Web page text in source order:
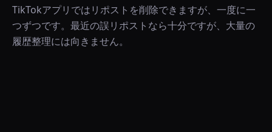
TikTokアプリではリポストを削除できますが、一度に一
つずつです。最近の誤リポストなら十分ですが、大量の
履歴整理には向きません。